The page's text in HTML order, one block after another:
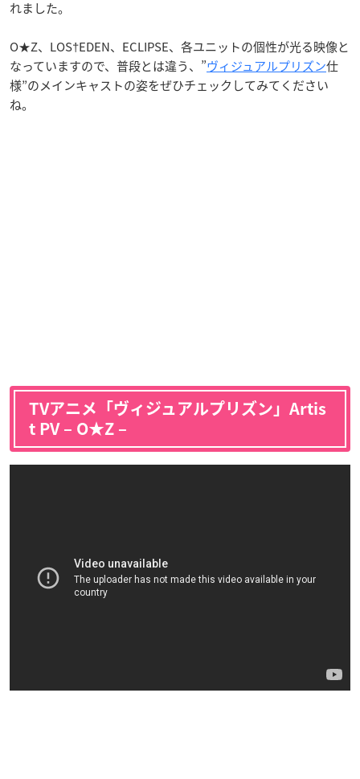
れました。
O★Z、LOS†EDEN、ECLIPSE、各ユニットの個性が光る映像と
なっていますので、普段とは違う、”ヴィジュアルプリズン仕
様”のメインキャストの姿をぜひチェックしてみてください
ね。
TVアニメ「ヴィジュアルプリズン」Artis
t PV – O★Z –